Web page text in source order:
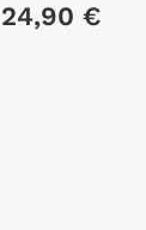
24,90 €